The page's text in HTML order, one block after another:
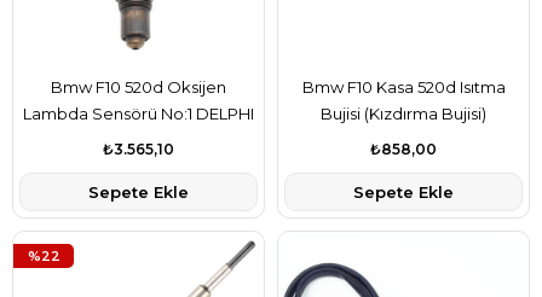
Bmw F10 520d Oksijen
Lambda Sensörü No:1 DELPHI
Marka
₺3.565,10
Sepete Ekle
Bmw F10 Kasa 520d Isıtma
Bujisi (Kızdırma Bujisi)
₺858,00
Sepete Ekle
%22